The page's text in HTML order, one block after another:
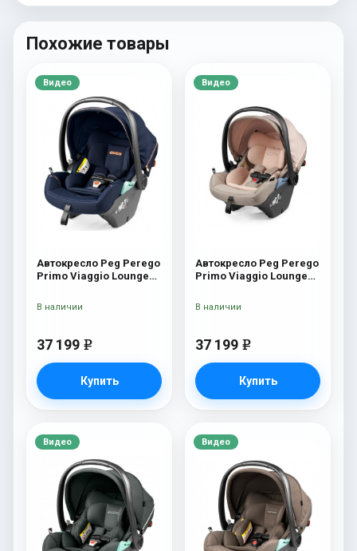
Похожие товары
Видео
Автокресло Peg Perego
Primo Viaggio Lounge
37 199 e
Купить
В наличии
Видео
Автокресло Peg Perego
Primo Viaggio Lounge
37 199 e
Купить
В наличии
Видео Видео